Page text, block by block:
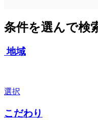
条件を選んで検
地域
選択
こだわり